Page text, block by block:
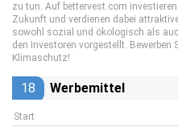
zu tun. Auf bettervest.com
Zukunft und verdienen dabei
sowohl sozial und ökologisch als
den Investoren vorgestellt. Bewerben
Klimaschutz!
18 Werbemittel
Start